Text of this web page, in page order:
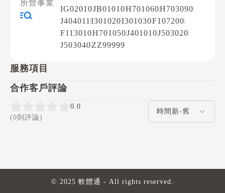
所營事業
IG02010JB01010H701060H703090
J404011 I301020I301030F107200
F113010H701050J401010J503020
J503040ZZ99999
服務項目
合作客戶評論
0.0
(0則評論)
評論排序
© 2025 軟體通 - All rights reserved.